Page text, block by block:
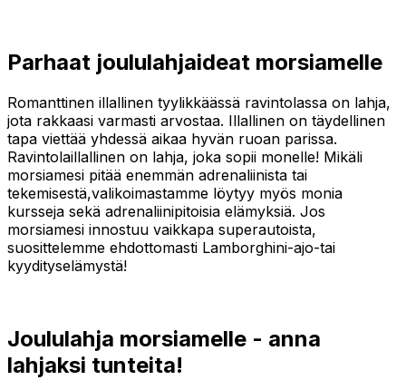
Parhaat joululahjaideat morsiamelle
Romanttinen illallinen tyylikkäässä ravintolassa on lahja,
jota rakkaasi varmasti arvostaa. Illallinen on täydellinen
tapa viettää yhdessä aikaa hyvän ruoan parissa.
Ravintolaillallinen on lahja, joka sopii monelle! Mikäli
morsiamesi pitää enemmän adrenaliinista tai
tekemisestä,valikoimastamme löytyy myös monia
kursseja sekä adrenaliinipitoisia elämyksiä. Jos
morsiamesi innostuu vaikkapa superautoista,
suosittelemme ehdottomasti Lamborghini-ajo-tai
kyydityselämystä!
Joululahja morsiamelle - anna
lahjaksi tunteita!